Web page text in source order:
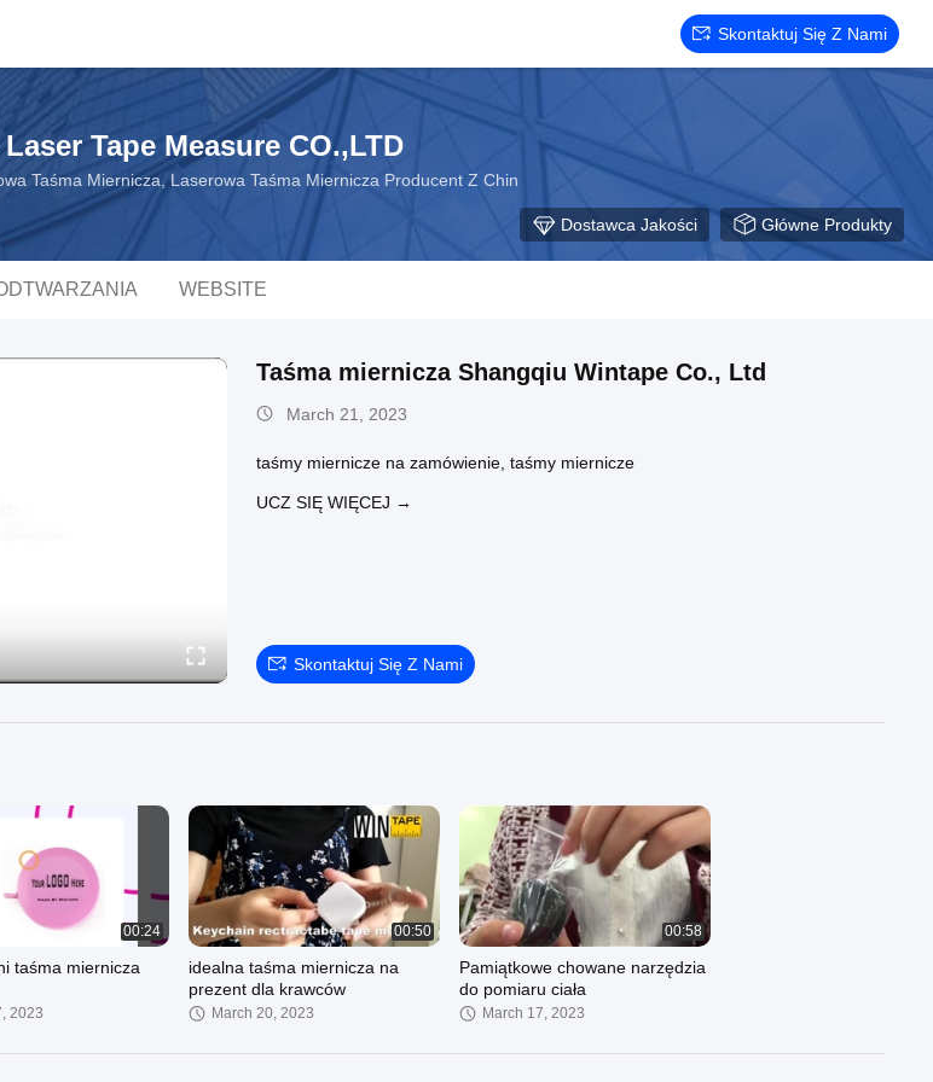
Skontaktuj Się Z Nami
Tape Measure CO.,LTD
Taśma Miernicza, Laserowa Taśma Miernicza Producent Z Chin
Dostawca Jakości Główne Produkty
WEBSITE
Taśma miernicza Shangqiu Wintape Co., Ltd
March 21, 2023
taśmy miernicze na zamówienie, taśmy miernicze
UCZ SIĘ WIĘCEJ →
Skontaktuj Się Z Nami
00:24
taśma miernicza
2023
00:50
idealna taśma miernicza na
prezent dla krawców
March 20, 2023
00:58
Pamiątkowe chowane narzędzia
do pomiaru ciała
March 17, 2023